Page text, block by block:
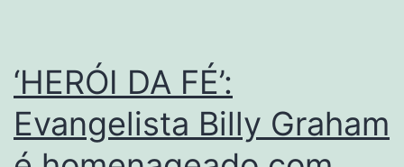
‘HERÓI DA FÉ’:
Evangelista Billy Graham